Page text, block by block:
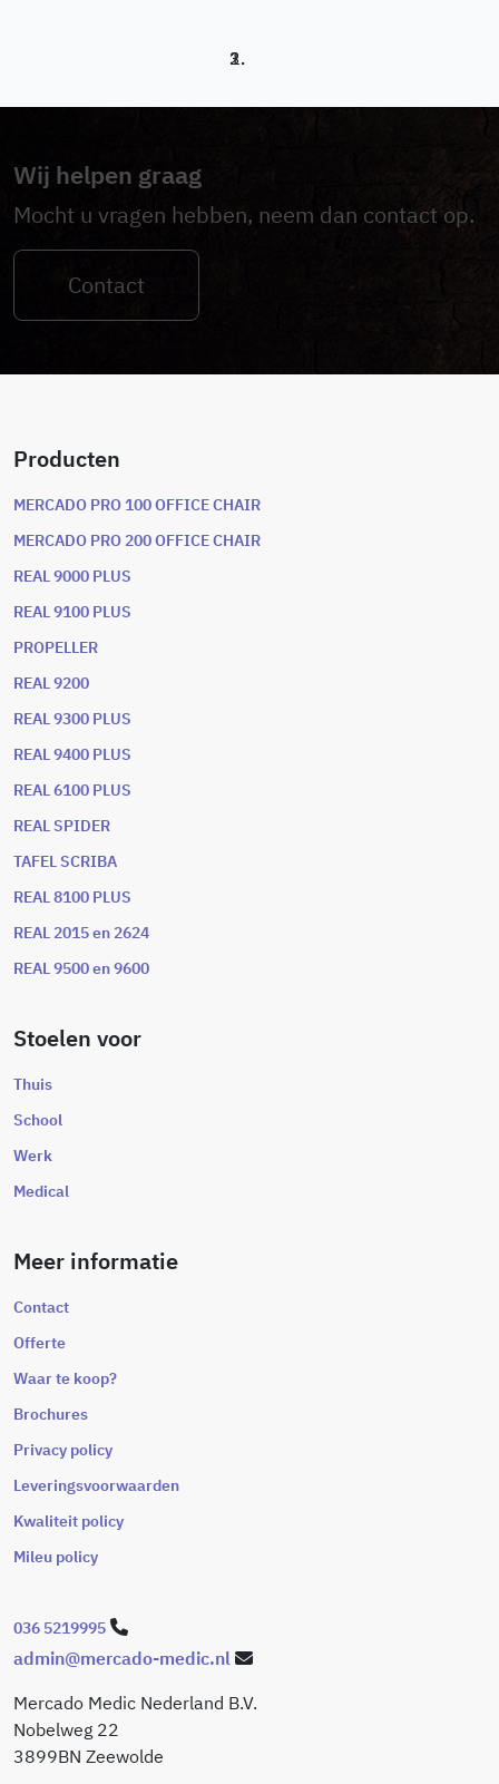
Wij helpen graag
Mocht u vragen hebben, neem dan contact op.
Contact
Producten
MERCADO PRO 100 OFFICE CHAIR
MERCADO PRO 200 OFFICE CHAIR
REAL 9000 PLUS
REAL 9100 PLUS
PROPELLER
REAL 9200
REAL 9300 PLUS
REAL 9400 PLUS
REAL 6100 PLUS
REAL SPIDER
TAFEL SCRIBA
REAL 8100 PLUS
REAL 2015 en 2624
REAL 9500 en 9600
Stoelen voor
Thuis
School
Werk
Medical
Meer informatie
Contact
Offerte
Waar te koop?
Brochures
Privacy policy
Leveringsvoorwaarden
Kwaliteit policy
Mileu policy
036 5219995
admin@mercado-medic.nl
Mercado Medic Nederland B.V.
Nobelweg 22
3899BN Zeewolde